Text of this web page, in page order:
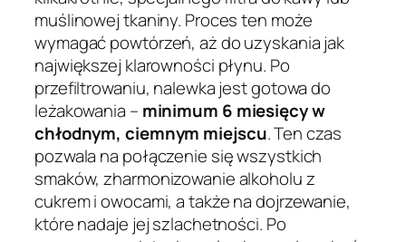
muślinowej tkaniny. Proces ten może
wymagać powtórzeń, aż do uzyskania jak
największej klarowności płynu. Po
przefiltrowaniu, nalewka jest gotowa do
leżakowania – minimum 6 miesięcy w
chłodnym, ciemnym miejscu. Ten czas
pozwala na połączenie się wszystkich
smaków, zharmonizowanie alkoholu z
cukrem i owocami, a także na dojrzewanie,
które nadaje jej szlachetności. Po